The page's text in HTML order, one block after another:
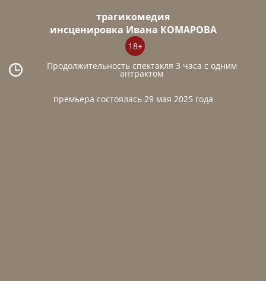
трагикомедия
инсценировка Ивана КОМАРОВА
18+
Продолжительность спектакля 3 часа с одним
антрактом
премьера состоялась 29 мая 2025 года